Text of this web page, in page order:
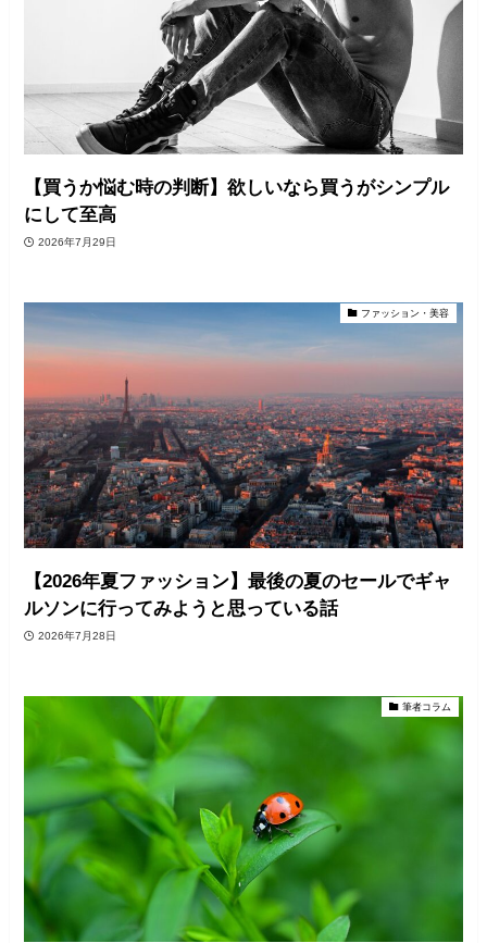
【買うか悩む時の判断】欲しいなら買うがシンプル
にして至高
2026年7月29日
ファッション・美容
【2026年夏ファッション】最後の夏のセールでギャ
ルソンに行ってみようと思っている話
2026年7月28日
筆者コラム